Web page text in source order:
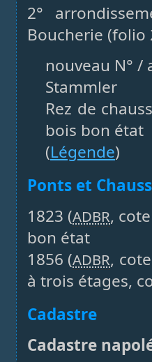
2°
Boucherie (folio
nouveau N° /
Stammler
Rez de
bois bon état
(Légende)
Ponts et
1823 (ADBR,
bon état
1856 (ADBR,
à trois étages,
Cadastre
Cadastre